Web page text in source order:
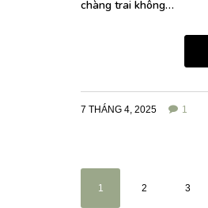
chàng trai không…
7 THÁNG 4, 2025 1
1 2 3